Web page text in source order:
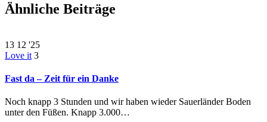
Ähnliche Beiträge
13 12 '25
Love it 3
Fast da – Zeit für ein Danke
Noch knapp 3 Stunden und wir haben wieder Sauerländer Boden
unter den Füßen. Knapp 3.000…